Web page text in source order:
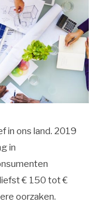
in ons land. 2019
in
€ 150 tot €
oorzaken.